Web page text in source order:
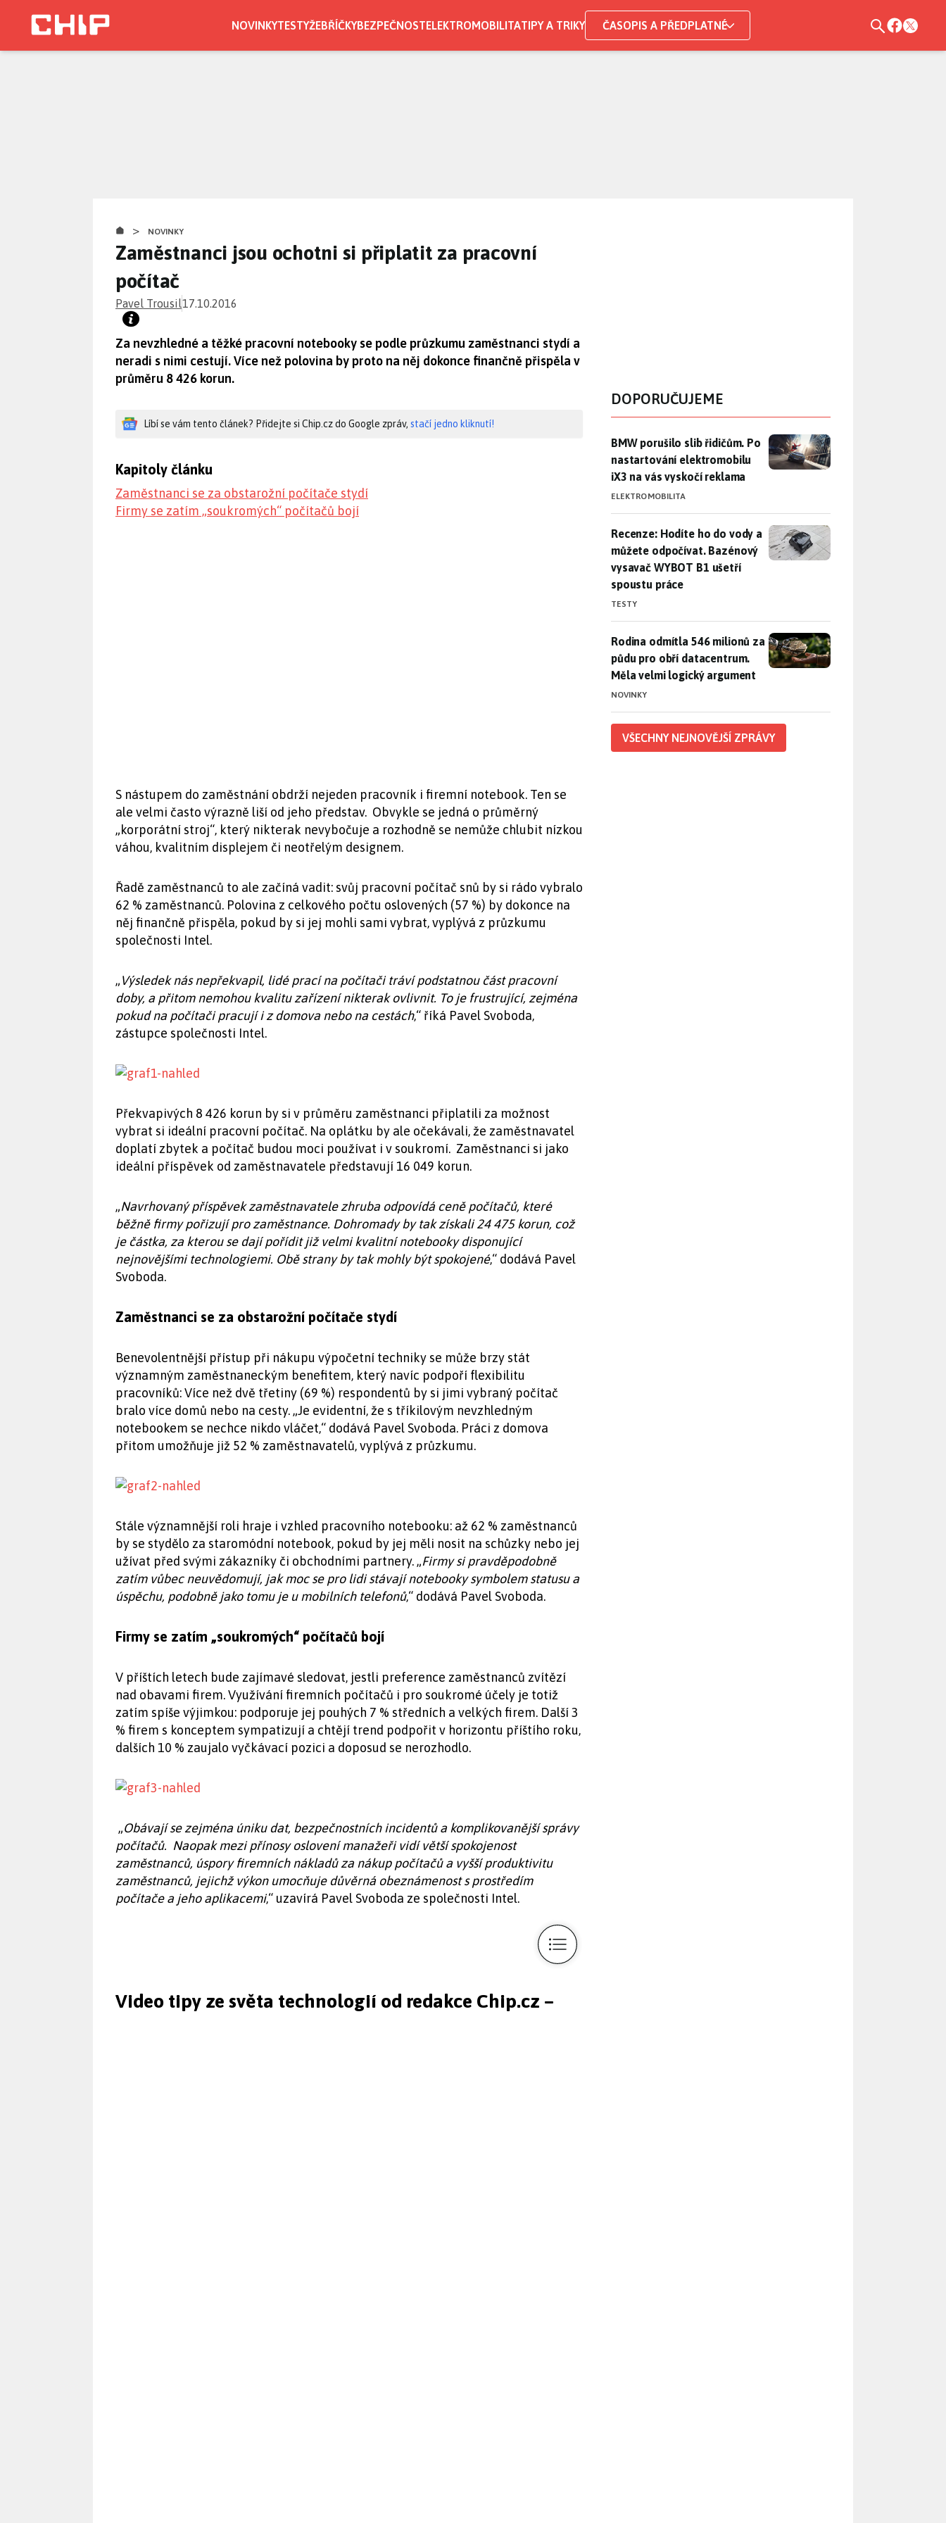
NOVINKYTESTYŽEBŘÍČKYBEZPEČNOSTELEKTROMOBILITATIPY A TRIKY ČASOPIS A PŘEDPLATNÉ
> NOVINKY
Zaměstnanci jsou ochotni si připlatit za pracovní
počítač
Pavel Trousil17.10.2016
Za nevzhledné a těžké pracovní notebooky se podle průzkumu zaměstnanci stydí a
neradi s nimi cestují. Více než polovina by proto na něj dokonce finančně přispěla v
průměru 8 426 korun.
Líbí se vám tento článek? Přidejte si Chip.cz do Google zpráv, stačí jedno kliknutí!
Kapitoly článku
Zaměstnanci se za obstarožní počítače stydí
Firmy se zatím „soukromých“ počítačů bojí
S nástupem do zaměstnání obdrží nejeden pracovník i firemní notebook. Ten se
ale velmi často výrazně liší od jeho představ. Obvykle se jedná o průměrný
„korporátní stroj“, který nikterak nevybočuje a rozhodně se nemůže chlubit nízkou
váhou, kvalitním displejem či neotřelým designem.
Řadě zaměstnanců to ale začíná vadit: svůj pracovní počítač snů by si rádo vybralo
62 % zaměstnanců. Polovina z celkového počtu oslovených (57 %) by dokonce na
něj finančně přispěla, pokud by si jej mohli sami vybrat, vyplývá z průzkumu
společnosti Intel.
„Výsledek nás nepřekvapil, lidé prací na počítači tráví podstatnou část pracovní
doby, a přitom nemohou kvalitu zařízení nikterak ovlivnit. To je frustrující, zejména
pokud na počítači pracují i z domova nebo na cestách,“ říká Pavel Svoboda,
zástupce společnosti Intel.
Překvapivých 8 426 korun by si v průměru zaměstnanci připlatili za možnost
vybrat si ideální pracovní počítač. Na oplátku by ale očekávali, že zaměstnavatel
doplatí zbytek a počítač budou moci používat i v soukromí. Zaměstnanci si jako
ideální příspěvek od zaměstnavatele představují 16 049 korun.
„Navrhovaný příspěvek zaměstnavatele zhruba odpovídá ceně počítačů, které
běžně firmy pořizují pro zaměstnance. Dohromady by tak získali 24 475 korun, což
je částka, za kterou se dají pořídit již velmi kvalitní notebooky disponující
nejnovějšími technologiemi. Obě strany by tak mohly být spokojené,“ dodává Pavel
Svoboda.
Zaměstnanci se za obstarožní počítače stydí
Benevolentnější přístup při nákupu výpočetní techniky se může brzy stát
významným zaměstnaneckým benefitem, který navíc podpoří flexibilitu
pracovníků: Více než dvě třetiny (69 %) respondentů by si jimi vybraný počítač
bralo více domů nebo na cesty. „Je evidentní, že s tříkilovým nevzhledným
notebookem se nechce nikdo vláčet,“ dodává Pavel Svoboda. Práci z domova
přitom umožňuje již 52 % zaměstnavatelů, vyplývá z průzkumu.
Stále významnější roli hraje i vzhled pracovního notebooku: až 62 % zaměstnanců
by se stydělo za staromódní notebook, pokud by jej měli nosit na schůzky nebo jej
užívat před svými zákazníky či obchodními partnery. „Firmy si pravděpodobně
zatím vůbec neuvědomují, jak moc se pro lidi stávají notebooky symbolem statusu a
úspěchu, podobně jako tomu je u mobilních telefonů,“ dodává Pavel Svoboda.
Firmy se zatím „soukromých“ počítačů bojí
V příštích letech bude zajímavé sledovat, jestli preference zaměstnanců zvítězí
nad obavami firem. Využívání firemních počítačů i pro soukromé účely je totiž
zatím spíše výjimkou: podporuje jej pouhých 7 % středních a velkých firem. Další 3
% firem s konceptem sympatizují a chtějí trend podpořit v horizontu příštího roku,
dalších 10 % zaujalo vyčkávací pozici a doposud se nerozhodlo.
„Obávají se zejména úniku dat, bezpečnostních incidentů a komplikovanější správy
počítačů. Naopak mezi přínosy oslovení manažeři vidí větší spokojenost
zaměstnanců, úspory firemních nákladů za nákup počítačů a vyšší produktivitu
zaměstnanců, jejichž výkon umocňuje důvěrná obeznámenost s prostředím
počítače a jeho aplikacemi,“ uzavírá Pavel Svoboda ze společnosti Intel.
Video tipy ze světa technologií od redakce Chip.cz –
DOPORUČUJEME
BMW porušilo slib řidičům. Po nastartování elektromobilu iX3 na
BMW porušilo slib řidičům. Po
nastartování elektromobilu
iX3 na vás vyskočí reklama
ELEKTROMOBILITA
Recenze: Hodíte ho do vody a můžete odpočívat. Bazénový
Recenze: Hodíte ho do vody a
můžete odpočívat. Bazénový
vysavač WYBOT B1 ušetří
spoustu práce
TESTY
Rodina odmítla 546 milionů za půdu pro obří datacentrum. Měla
Rodina odmítla 546 milionů za
půdu pro obří datacentrum.
Měla velmi logický argument
NOVINKY
VŠECHNY NEJNOVĚJŠÍ ZPRÁVY